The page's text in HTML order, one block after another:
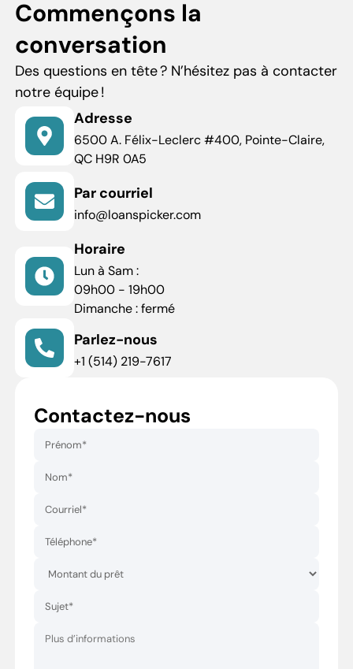
Commençons la
conversation
Des questions en tête ? N’hésitez pas à contacter
notre équipe !
Adresse
6500 A. Félix-Leclerc #400, Pointe-Claire,
QC H9R 0A5
Par courriel
info@loanspicker.com
Horaire
Lun à Sam :
09h00 - 19h00
Dimanche : fermé
Parlez-nous
+1 (514) 219-7617
Contactez-nous